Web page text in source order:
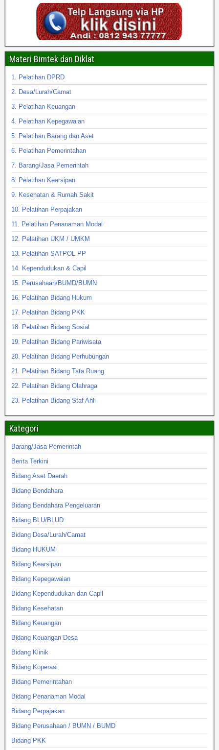
Materi Bimtek dan Diklat
1. Pelatihan DPRD
2. Desa/Lurah/Camat
3. Pelatihan Keuangan
4. Pelatihan Kepegawaian
5. Pelatihan Barang dan Aset
6. Pelatihan Pemerintahan
7. Barang/Jasa Pemerintah
8. Pelatihan Kearsipan
9. Kesehatan & Rumah Sakit
10. Pelatihan Perpajakan
11. Pelatihan Penanaman Modal
12. Pelatihan UKM / UMKM
13. Pelatihan SATPOL PP
14. Kependudukan & Capil
15. Perusahaan/BUMD/BUMN
16. Pelatihan Bidang Hukum
17. Pelatihan Bidang PKK
18. Pelatihan Bidang Sosial
19. Pelatihan Bidang Pariwisata
20. Pelatihan Bidang Perhubungan
21. Pelatihan Bidang Tata Ruang
22. Pelatihan Bidang Olahraga
23. Pelatihan Bidang Staf Ahli
Kategori
Barang/Jasa Pemerintah
Berita Terkini
Bidang Aset Daerah
Bidang Bendahara
Bidang Bendahara Pengeluaran
Bidang BLU/BLUD
Bidang Desa/Lurah/Camat
Bidang HUKUM
Bidang Kearsipan
Bidang Kepegawaian
Bidang Kependudukan dan Capil
Bidang Kesehatan
Bidang Keuangan
Bidang Keuangan Desa
Bidang Klinik
Bidang Koperasi
Bidang Pemerintahan
Bidang Penanaman Modal
Bidang Perpajakan
Bidang Perusahaan / BUMN / BUMD
Bidang PKK